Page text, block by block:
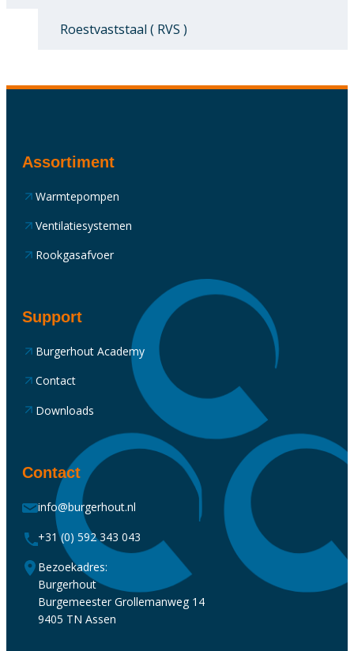
Roestvaststaal ( RVS )
Assortiment
Warmtepompen
Ventilatiesystemen
Rookgasafvoer
Support
Burgerhout Academy
Contact
Downloads
Contact
info@burgerhout.nl
+31 (0) 592 343 043
Bezoekadres:
Burgerhout
Burgemeester Grollemanweg 14
9405 TN Assen